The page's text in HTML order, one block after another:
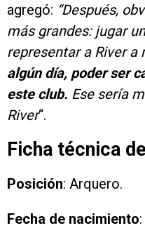
agregó: “Después,
más grandes: jugar
representar a River a
algún día, poder ser
este club. Ese sería
River“.
Ficha técnica
Posición: Arquero.
Fecha de nacimiento